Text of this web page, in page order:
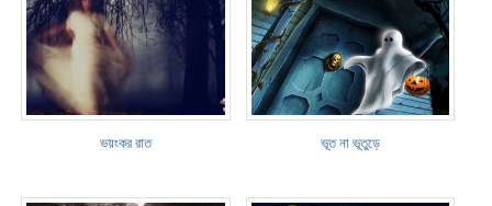
ভয়ংকর রাত ভূত না ভূতুড়ে